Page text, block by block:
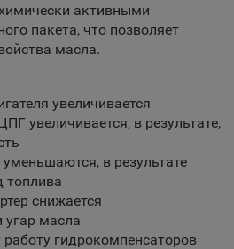
активными
пакета, что позволяет
масла.
увеличивается
увеличивается, в результате,
уменьшаются, в результате
топлива
снижается
угар масла
работу гидрокомпенсаторов